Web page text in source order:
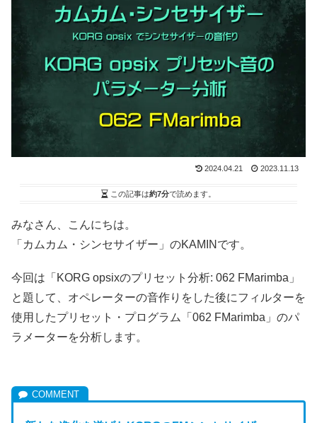
2024.04.21 2023.11.13
この記事は約7分で読めます。
みなさん、こんにちは。
「カムカム・シンセサイザー」のKAMINです。
今回は「KORG opsixのプリセット分析: 062 FMarimba」
と題して、オペレーターの音作りをした後にフィルターを
使用したプリセット・プログラム「062 FMarimba」のパ
ラメーターを分析します。